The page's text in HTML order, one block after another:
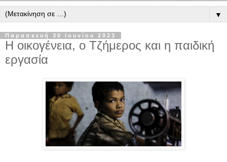
▼
Παρασκευή 30 Ιουνίου 2023
Η οικογένεια, ο Τζήμερος και η παιδική
εργασία